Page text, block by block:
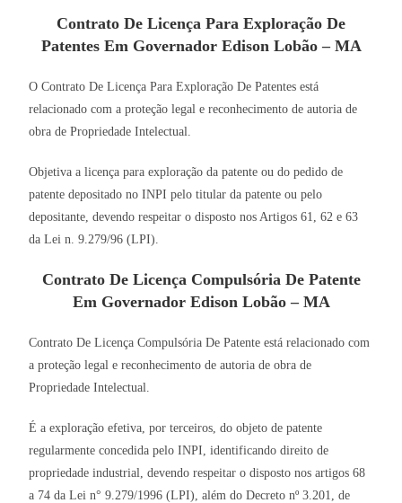
Contrato De Licença Para Exploração De
Patentes Em Governador Edison Lobão – MA
O Contrato De Licença Para Exploração De Patentes está
relacionado com a proteção legal e reconhecimento de autoria de
obra de Propriedade Intelectual.
Objetiva a licença para exploração da patente ou do pedido de
patente depositado no INPI pelo titular da patente ou pelo
depositante, devendo respeitar o disposto nos Artigos 61, 62 e 63
da Lei n. 9.279/96 (LPI).
Contrato De Licença Compulsória De Patente
Em Governador Edison Lobão – MA
Contrato De Licença Compulsória De Patente está relacionado com
a proteção legal e reconhecimento de autoria de obra de
Propriedade Intelectual.
É a exploração efetiva, por terceiros, do objeto de patente
regularmente concedida pelo INPI, identificando direito de
propriedade industrial, devendo respeitar o disposto nos artigos 68
a 74 da Lei n° 9.279/1996 (LPI), além do Decreto nº 3.201, de